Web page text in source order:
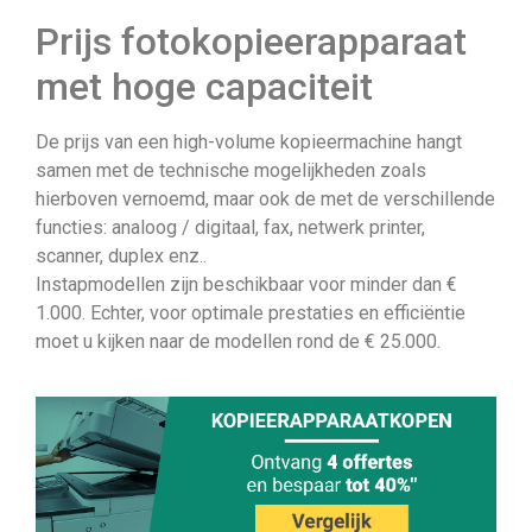
Prijs fotokopieerapparaat
met hoge capaciteit
De prijs van een high-volume kopieermachine hangt
samen met de technische mogelijkheden zoals
hierboven vernoemd, maar ook de met de verschillende
functies: analoog / digitaal, fax, netwerk printer,
scanner, duplex enz..
Instapmodellen zijn beschikbaar voor minder dan €
1.000. Echter, voor optimale prestaties en efficiëntie
moet u kijken naar de modellen rond de € 25.000.